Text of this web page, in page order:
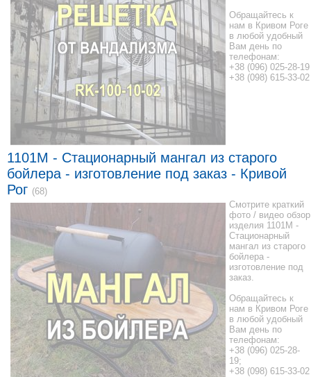
Обращайтесь к
нам в Кривом Роге
в любой удобный
Вам день по
телефонам:
+38 (096) 025-28-19
+38 (098) 615-33-02
1101M - Стационарный мангал из старого
бойлера - изготовление под заказ - Кривой
Рог (68)
Смотрите краткий
фото / видео обзор
изделия 1101M -
Стационарный
мангал из старого
бойлера -
изготовление под
заказ.
Обращайтесь к
нам в Кривом Роге
в любой удобный
Вам день по
телефонам:
+38 (096) 025-28-
19;
+38 (098) 615-33-02